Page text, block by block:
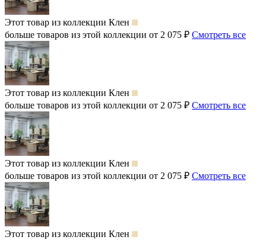
Этот товар из коллекции Клен
больше товаров из этой коллекции от 2 075 ₽ Смотреть все
Этот товар из коллекции Клен
больше товаров из этой коллекции от 2 075 ₽ Смотреть все
Этот товар из коллекции Клен
больше товаров из этой коллекции от 2 075 ₽ Смотреть все
Этот товар из коллекции Клен